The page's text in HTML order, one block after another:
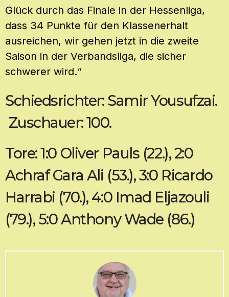
Glück durch das Finale in der Hessenliga,
dass 34 Punkte für den Klassenerhalt
ausreichen, wir gehen jetzt in die zweite
Saison in der Verbandsliga, die sicher
schwerer wird.“
Schiedsrichter: Samir Yousufzai.
Zuschauer: 100.
Tore: 1:0 Oliver Pauls (22.), 2:0
Achraf Gara Ali (53.), 3:0 Ricardo
Harrabi (70.), 4:0 Imad Eljazouli
(79.), 5:0 Anthony Wade (86.)